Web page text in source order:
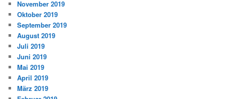
November 2019
Oktober 2019
September 2019
August 2019
Juli 2019
Juni 2019
Mai 2019
April 2019
März 2019